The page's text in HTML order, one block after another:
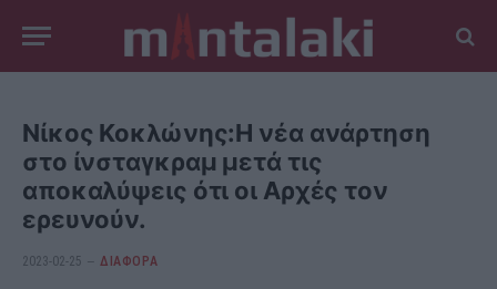
Νίκος Κοκλώνης:Η νέα ανάρτηση
στο ίνσταγκραμ μετά τις
αποκαλύψεις ότι οι Αρχές τον
ερευνούν.
2023-02-25 ΔΙΆΦΟΡΑ